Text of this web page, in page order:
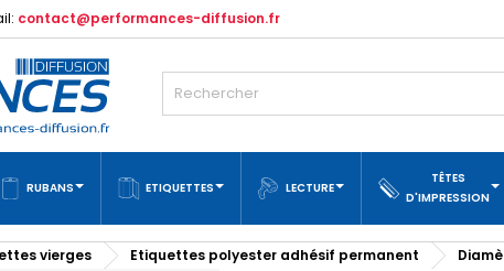
contact@performances-diffusion.fr
RUBANS ETIQUETTES LECTURE
TÊTES
D'IMPRESSION
vierges Etiquettes polyester adhésif permanent